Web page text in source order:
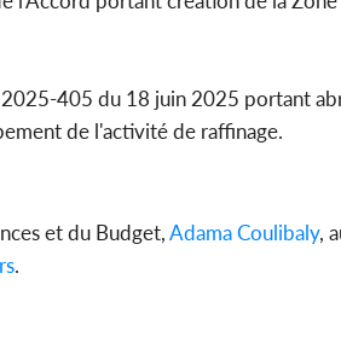
405 du 18 juin 2025 portant
de l'activité de raffinage.
et du Budget,Adama Coulibaly,
.